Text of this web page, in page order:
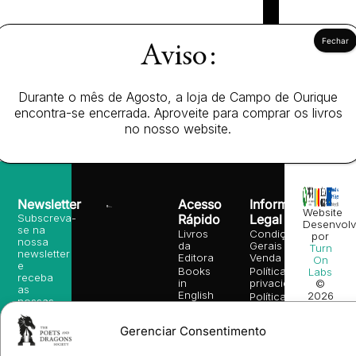
Gerenciar Consentimento
Acesso
Rápido
Livros
da
Editora
Books
in
English
Prémio
Informação
Legal
Condições
Gerais de
Venda
Política de
privacidade
Política
(EU)
Newsletter
Subscreva-
se na
nossa
newsletter
e
receba
as
nossas
sugestões
de
leitura,
novidades
Website
por
Turn
On
Labs
©
2026
Aviso:
Durante o mês de Agosto, a loja de Campo de Ourique
encontra-se encerrada. Aproveite para comprar os livros
no nosso website.